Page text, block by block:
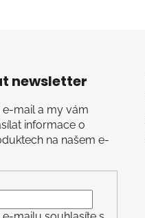
newsletter
mail a my vám
informace o
na našem e-